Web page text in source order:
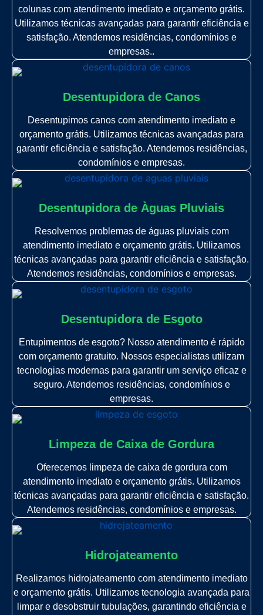
colunas com atendimento imediato e orçamento grátis.
Utilizamos técnicas avançadas para garantir eficiência e
satisfação. Atendemos residências, condomínios e
empresas..
Desentupidora de Canos
Desentupimos canos com atendimento imediato e
orçamento grátis. Utilizamos técnicas avançadas para
garantir eficiência e satisfação. Atendemos residências,
condomínios e empresas.
Desentupidora de Àguas Pluviais
Resolvemos problemas de águas pluviais com
atendimento imediato e orçamento grátis. Utilizamos
técnicas avançadas para garantir eficiência e satisfação.
Atendemos residências, condomínios e empresas.
Desentupidora de Esgoto
Entupimentos de esgoto? Nosso atendimento é rápido
com orçamento gratuito. Nossos especialistas utilizam
tecnologias modernas para garantir um serviço eficaz e
seguro. Atendemos residências, condomínios e
empresas.
Limpeza de Caixa de Gordura
Oferecemos limpeza de caixa de gordura com
atendimento imediato e orçamento grátis. Utilizamos
técnicas avançadas para garantir eficiência e satisfação.
Atendemos residências, condomínios e empresas.
Hidrojateamento
Realizamos hidrojateamento com atendimento imediato
e orçamento grátis. Utilizamos tecnologia avançada para
limpar e desobstruir tubulações, garantindo eficiência e